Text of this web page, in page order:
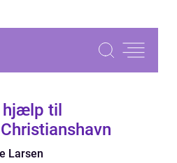
til
Larsen